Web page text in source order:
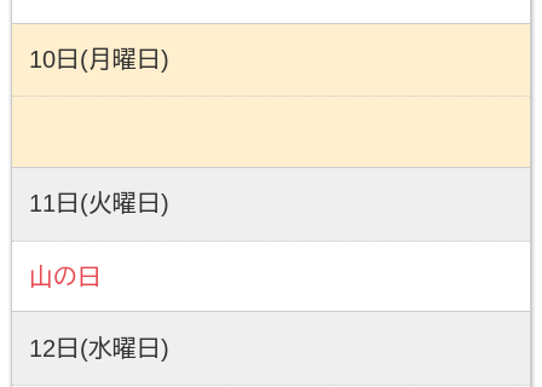
10日(月曜日)
11日(火曜日)
山の日
12日(水曜日)